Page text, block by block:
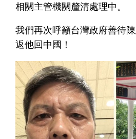
相關主管機關釐清處理中。
我們再次呼籲台灣政府善待
返他回中國！